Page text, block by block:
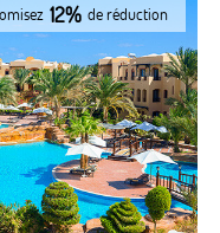
12% de réduction